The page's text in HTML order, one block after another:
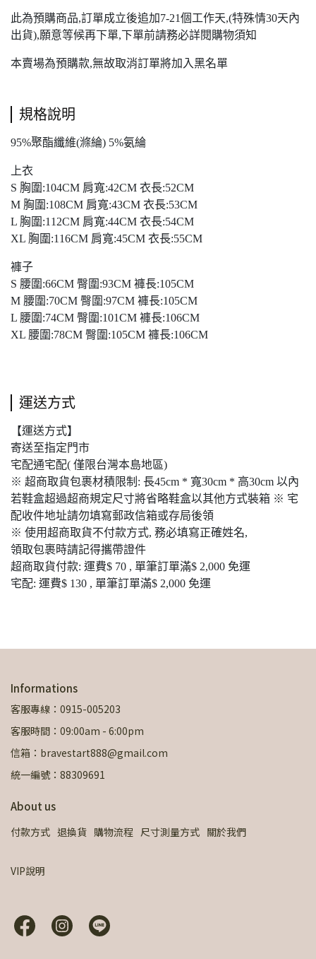
此為預購商品,訂單成立後追加7-21個工作天,(特殊情30天內
出貨),願意等候再下單,下單前請務必詳閱購物須知
本賣場為預購款,無故取消訂單將加入黑名單
規格說明
95%聚酯纖維(滌綸) 5%氨綸
上衣
S 胸圍:104CM 肩寬:42CM 衣長:52CM
M 胸圍:108CM 肩寬:43CM 衣長:53CM
L 胸圍:112CM 肩寬:44CM 衣長:54CM
XL 胸圍:116CM 肩寬:45CM 衣長:55CM
褲子
S 腰圍:66CM 臀圍:93CM 褲長:105CM
M 腰圍:70CM 臀圍:97CM 褲長:105CM
L 腰圍:74CM 臀圍:101CM 褲長:106CM
XL 腰圍:78CM 臀圍:105CM 褲長:106CM
運送方式
【運送方式】
寄送至指定門市
宅配通宅配( 僅限台灣本島地區)
※ 超商取貨包裹材積限制: 長45cm * 寬30cm * 高30cm 以內
若鞋盒超過超商規定尺寸將省略鞋盒以其他方式裝箱 ※ 宅
配收件地址請勿填寫郵政信箱或存局後領
※ 使用超商取貨不付款方式, 務必填寫正確姓名,
領取包裹時請記得攜帶證件
超商取貨付款: 運費$ 70 , 單筆訂單滿$ 2,000 免運
宅配: 運費$ 130 , 單筆訂單滿$ 2,000 免運
Informations
客服專線：0915-005203
客服時間：09:00am - 6:00pm
信箱：bravestart888@gmail.com
統一編號：88309691
About us
付款方式 退換貨 購物流程 尺寸測量方式 關於我們
VIP說明